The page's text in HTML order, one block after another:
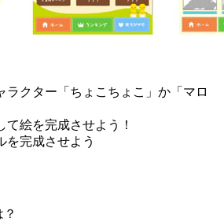
ラクター「ちょこちょこ」か「マロ
て絵を完成させよう！
を完成させよう